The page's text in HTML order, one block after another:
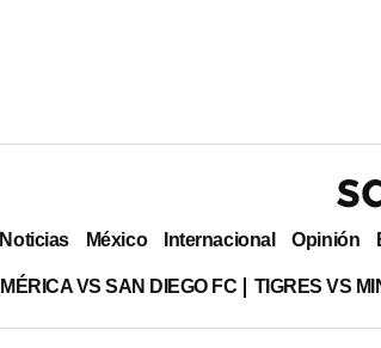
México Internacional Opinión
VS SAN DIEGO FC TIGRES VS